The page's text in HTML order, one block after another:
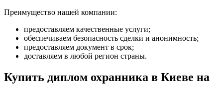
Преимущество нашей компании:
предоставляем качественные услуги;
обеспечиваем безопасность сделки и анонимность;
предоставляем документ в срок;
доставляем в любой регион страны.
Купить диплом охранника в Киеве на